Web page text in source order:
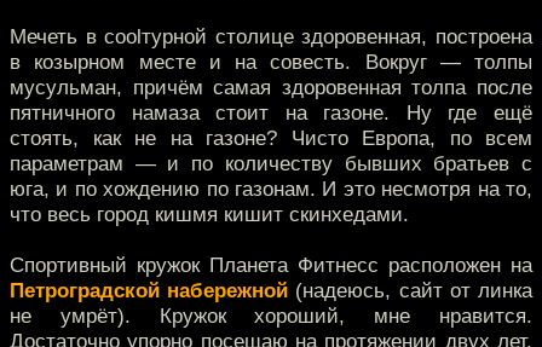
Мечеть в coolтурной столице здоровенная, построена
в козырном месте и на совесть. Вокруг — толпы
мусульман, причём самая здоровенная толпа после
пятничного намаза стоит на газоне. Ну где ещё
стоять, как не на газоне? Чисто Европа, по всем
параметрам — и по количеству бывших братьев с
юга, и по хождению по газонам. И это несмотря на то,
что весь город кишмя кишит скинхедами.
Спортивный кружок Планета Фитнесс расположен на
Петроградской набережной (надеюсь, сайт от линка
не умрёт). Кружок хороший, мне нравится.
Достаточно упорно посещаю на протяжении двух лет.